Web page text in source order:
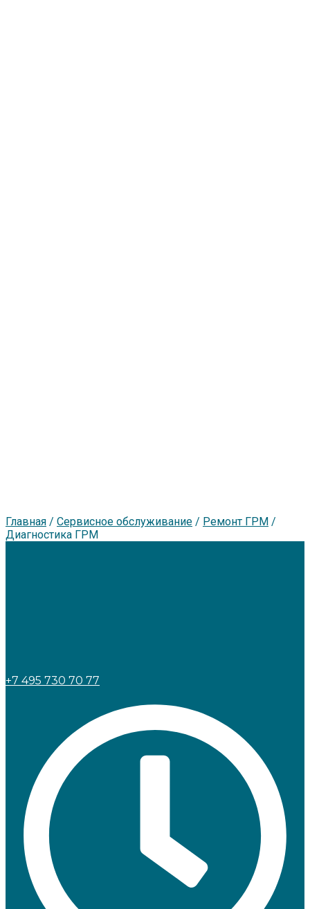
Главная / Сервисное обслуживание / Ремонт ГРМ /
Диагностика ГРМ
+7 495 730 70 77